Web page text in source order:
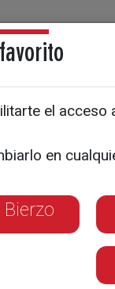
Noticias
de
el
en
Bierzo